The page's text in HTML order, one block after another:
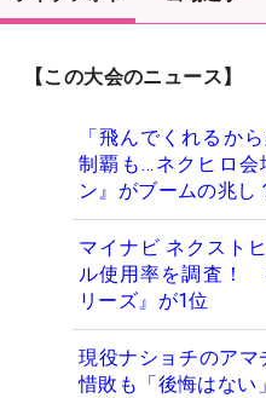
【この大会のニュース】
「飛んでくれるか
制覇も…ネクヒロ会
ン』がブームの兆し
マイナビ ネクスト
ル使用率を調査！
リーズ』が1位
現役ナショチのア
惜敗も「後悔はない」